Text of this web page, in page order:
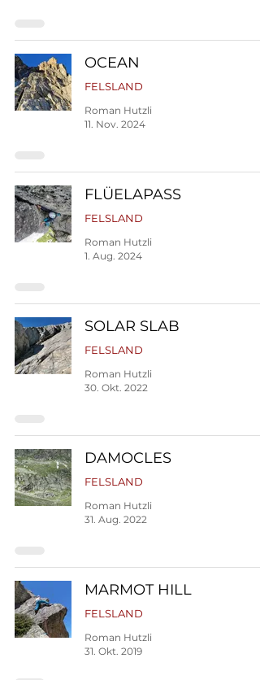
OCEAN
FELSLAND
Roman Hutzli
11. Nov. 2024
FLÜELAPASS
FELSLAND
Roman Hutzli
1. Aug. 2024
SOLAR SLAB
FELSLAND
Roman Hutzli
30. Okt. 2022
DAMOCLES
FELSLAND
Roman Hutzli
31. Aug. 2022
MARMOT HILL
FELSLAND
Roman Hutzli
31. Okt. 2019